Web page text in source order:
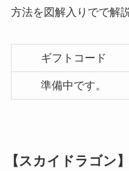
方法を図解入りでで解
ギフトコード
準備中です。
【スカイドラゴン